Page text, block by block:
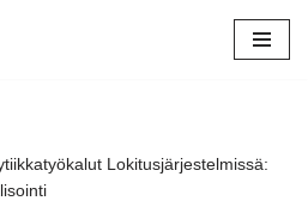
Lokitusjärjestelmissä: